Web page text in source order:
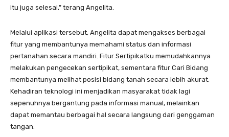
itu juga selesai,” terang Angelita.
Melalui aplikasi tersebut, Angelita dapat mengakses berbagai
fitur yang membantunya memahami status dan informasi
pertanahan secara mandiri. Fitur Sertipikatku memudahkannya
melakukan pengecekan sertipikat, sementara fitur Cari Bidang
membantunya melihat posisi bidang tanah secara lebih akurat.
Kehadiran teknologi ini menjadikan masyarakat tidak lagi
sepenuhnya bergantung pada informasi manual, melainkan
dapat memantau berbagai hal secara langsung dari genggaman
tangan.